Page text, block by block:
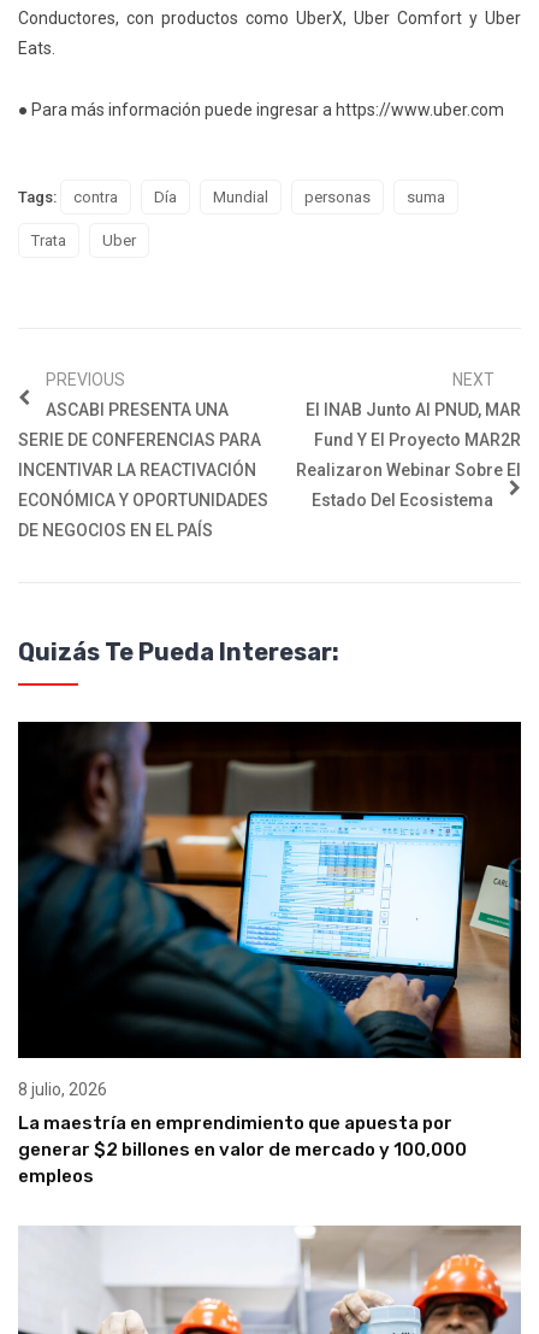
Conductores, con productos como UberX, Uber Comfort y Uber
Eats.
● Para más información puede ingresar a​ ​https://www.uber.com
Tags: contra Día Mundial personas suma
Trata Uber
PREVIOUS
ASCABI PRESENTA UNA
SERIE DE CONFERENCIAS PARA
INCENTIVAR LA REACTIVACIÓN
ECONÓMICA Y OPORTUNIDADES
DE NEGOCIOS EN EL PAÍS
NEXT
El INAB Junto Al PNUD, MAR
Fund Y El Proyecto MAR2R
Realizaron Webinar Sobre El
Estado Del Ecosistema
Quizás Te Pueda Interesar:
8 julio, 2026
La maestría en emprendimiento que apuesta por
generar $2 billones en valor de mercado y 100,000
empleos